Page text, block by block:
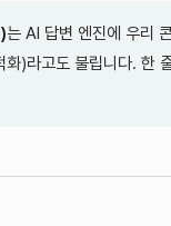
는 AI 답변 엔진에 우리
)라고도 불립니다. 한